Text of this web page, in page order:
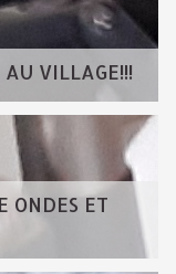
AU VILLAGE!!!
ONDES ET